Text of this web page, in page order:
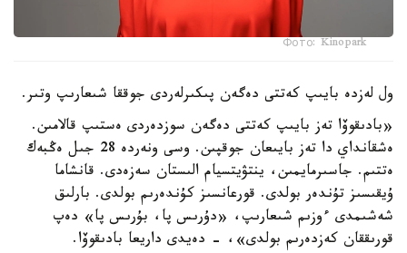
Фото: Kinopark
ول لەزدە بايىپ كەتتى دەگەن پىكىرلەردى جوققا شىعارىپ وتىر.
«بادىقوۆا تەز بايىپ كەتتى دەگەن سوزدەردى ەستىپ قالامىن.
ەشقانداي دا تەز بايىعان جوقپىن. وسى ونەردە 28 جىل ەڭبەك
ەتتىم. جاسىرمايمىن، ينتۋيتسيام الىستان سەزەدى. قانشاما
ۇيقىسىز تۇندەر بولدى. قورعانسىز كۇندەرىم بولدى. بارلىق
شەشىمدى ءوزىم شىعارىپ، «دۇرىس پا، بۇرىس پا» دەپ
قورىققان كەزدەرىم بولدى»، - دەيدى داريعا بادىقوۆا.